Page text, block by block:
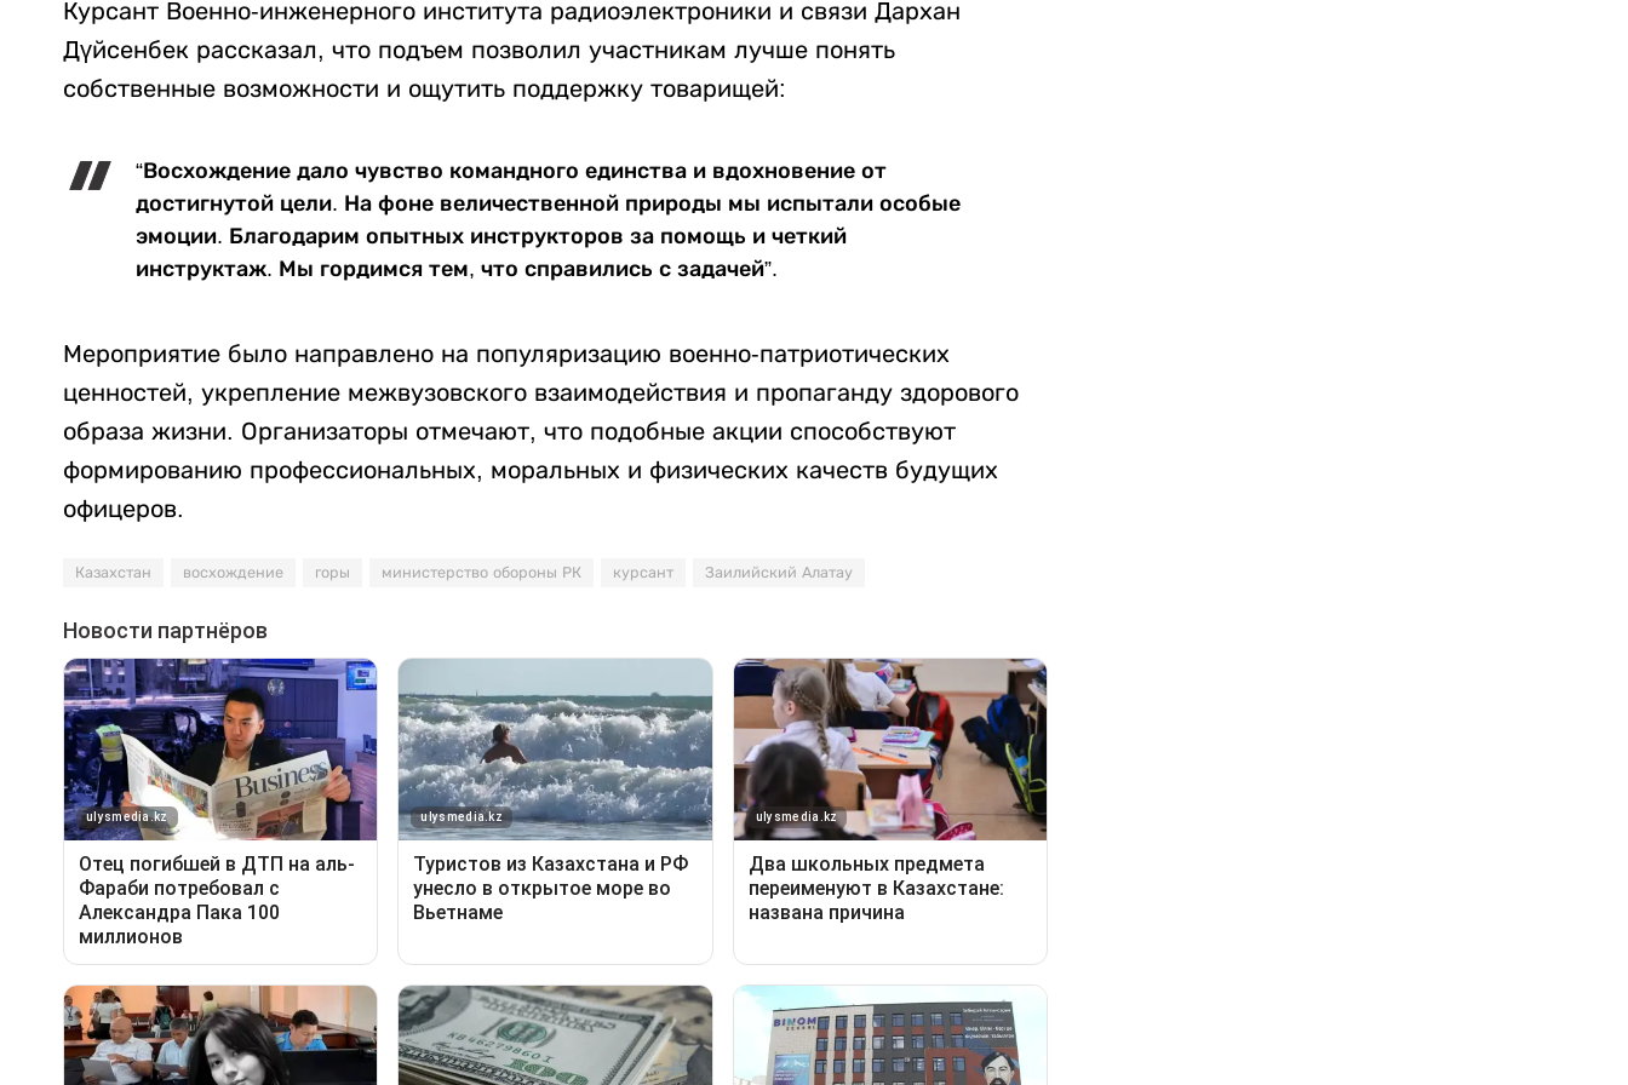
Курсант Военно-инженерного института радиоэлектроники и связи Дархан
Дүйсенбек рассказал, что подъем позволил участникам лучше понять
собственные возможности и ощутить поддержку товарищей:
“Восхождение дало чувство командного единства и вдохновение от
достигнутой цели. На фоне величественной природы мы испытали особые
эмоции. Благодарим опытных инструкторов за помощь и четкий
инструктаж. Мы гордимся тем, что справились с задачей”.
Мероприятие было направлено на популяризацию военно-патриотических
ценностей, укрепление межвузовского взаимодействия и пропаганду здорового
образа жизни. Организаторы отмечают, что подобные акции способствуют
формированию профессиональных, моральных и физических качеств будущих
офицеров.
Казахстан восхождение горы министерство обороны РК курсант Заилийский Алатау